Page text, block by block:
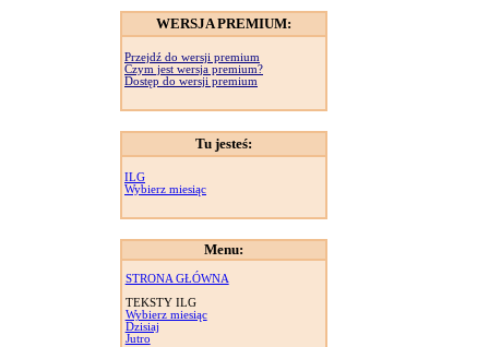
WERSJA PREMIUM:
Przejdź do wersji premium
Czym jest wersja premium?
Dostęp do wersji premium
Tu jesteś:
ILG
Wybierz miesiąc
Menu:
STRONA GŁÓWNA
TEKSTY ILG
Wybierz miesiąc
Dzisiaj
Jutro